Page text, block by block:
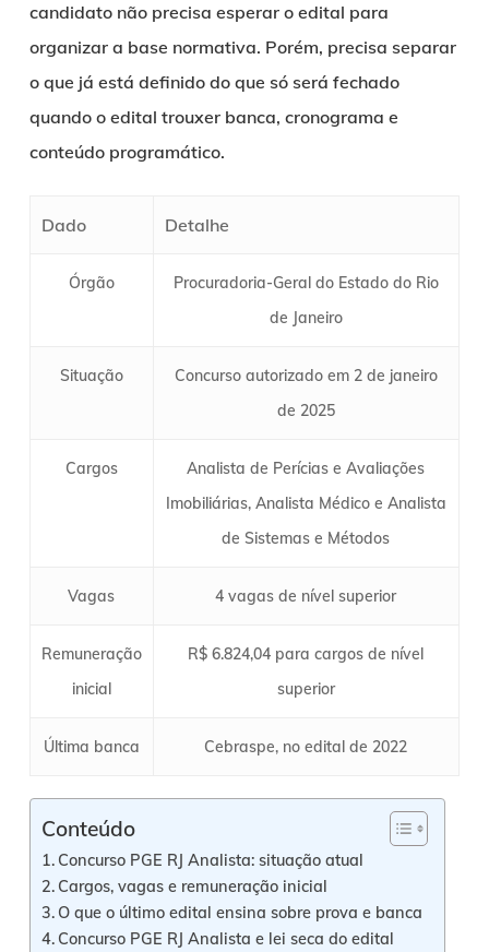
candidato não precisa esperar o edital para
organizar a base normativa. Porém, precisa separar
o que já está definido do que só será fechado
quando o edital trouxer banca, cronograma e
conteúdo programático.
Dado Detalhe
Órgão
Procuradoria-Geral do Estado do Rio
de Janeiro
Situação
Concurso autorizado em 2 de janeiro
de 2025
Cargos
Analista de Perícias e Avaliações
Imobiliárias, Analista Médico e Analista
de Sistemas e Métodos
Vagas 4 vagas de nível superior
Remuneração
inicial
R$ 6.824,04 para cargos de nível
superior
Última banca Cebraspe, no edital de 2022
Conteúdo
Concurso PGE RJ Analista: situação atual
Cargos, vagas e remuneração inicial
O que o último edital ensina sobre prova e banca
Concurso PGE RJ Analista e lei seca do edital